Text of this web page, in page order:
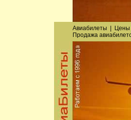
Авиабилеты Цены
Продажа